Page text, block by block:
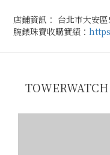
店鋪資訊： 台北市大安
腕錶珠寶收購實績：